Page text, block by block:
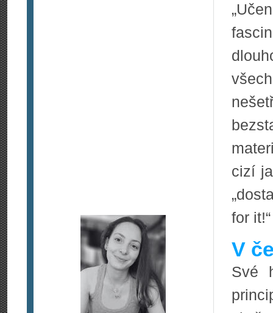
cizí
for it!“
V
Své